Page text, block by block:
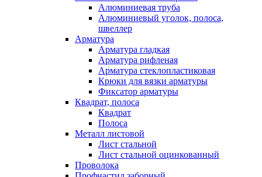
Алюминиевая труба
Алюминиевый уголок, полоса,
швеллер
Арматура
Арматура гладкая
Арматура рифленая
Арматура стеклопластиковая
Крюки для вязки арматуры
Фиксатор арматуры
Квадрат, полоса
Квадрат
Полоса
Металл листовой
Лист стальной
Лист стальной оцинкованный
Проволока